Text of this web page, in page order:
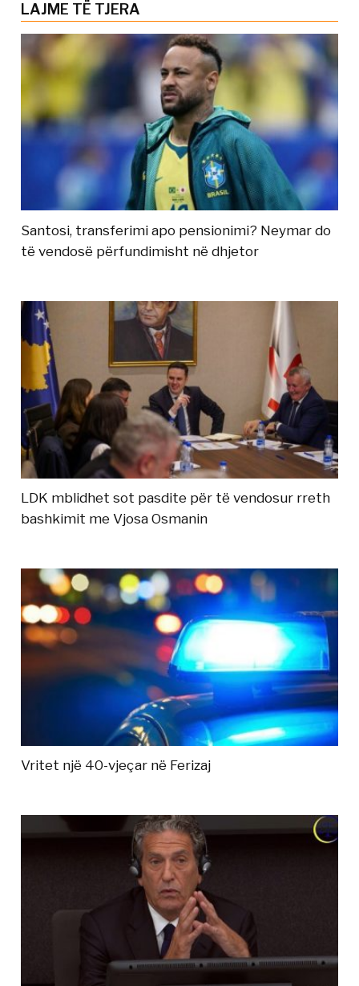
LAJME TË TJERA
Santosi, transferimi apo pensionimi? Neymar do
të vendosë përfundimisht në dhjetor
LDK mblidhet sot pasdite për të vendosur rreth
bashkimit me Vjosa Osmanin
Vritet një 40-vjeçar në Ferizaj